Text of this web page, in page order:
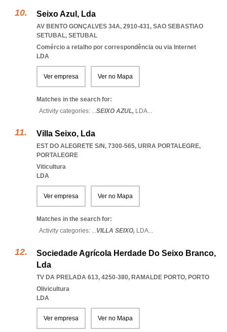
Seixo Azul, Lda
AV BENTO GONÇALVES 34A, 2910-431, SAO SEBASTIAO
SETUBAL, SETUBAL
Comércio a retalho por correspondência ou via Internet
LDA
Ver empresa Ver no Mapa
Matches in the search for:
Activity categories: ...SEIXO AZUL, LDA...
Villa Seixo, Lda
EST DO ALEGRETE S/N, 7300-565, URRA PORTALEGRE,
PORTALEGRE
Viticultura
LDA
Ver empresa Ver no Mapa
Matches in the search for:
Activity categories: ...VILLA SEIXO, LDA...
Sociedade Agrícola Herdade Do Seixo Branco,
Lda
TV DA PRELADA 613, 4250-380, RAMALDE PORTO, PORTO
Olivicultura
LDA
Ver empresa Ver no Mapa